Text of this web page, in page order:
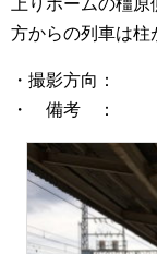
方からの列車は柱
・撮影方向：
・ 備考 ：